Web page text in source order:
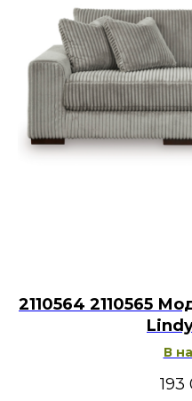
2110564 2110565
В
193